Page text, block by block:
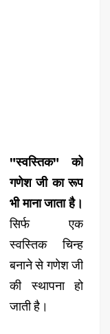
"स्वस्तिक" को
गणेश जी का रूप
भी माना जाता है।
सिर्फ एक
स्वस्तिक चिन्ह
बनाने से गणेश जी
की स्थापना हो
जाती है।